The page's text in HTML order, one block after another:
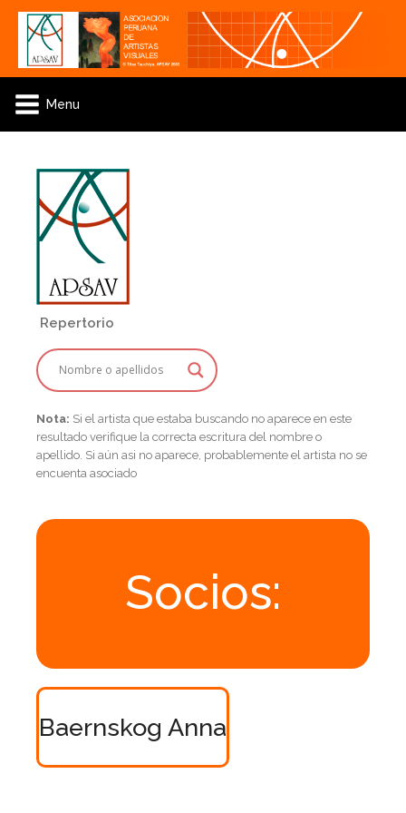
Menu
Repertorio
Nota: Si el artista que estaba buscando no aparece en este
resultado verifique la correcta escritura del nombre o
apellido. Si aún asi no aparece, probablemente el artista no se
encuenta asociado
Socios:
Baernskog Anna